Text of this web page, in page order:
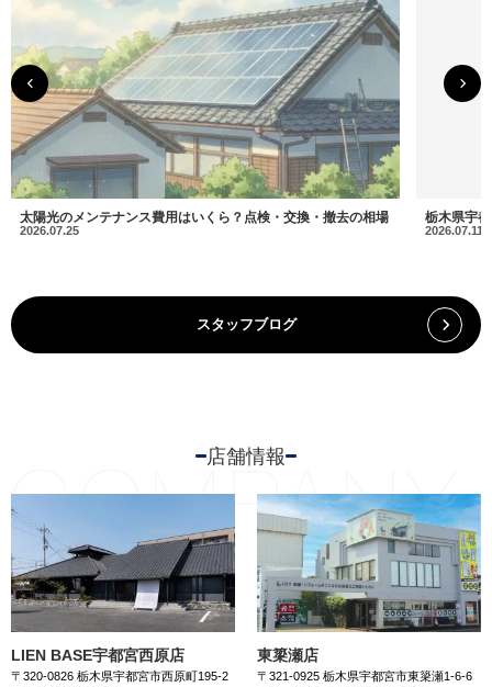
太陽光のメンテナンス費用はいくら？点検・交換・撤去の相場
2026.07.25
栃木県宇
2026.07.11
スタッフブログ
店舗情報
LIEN BASE宇都宮西原店
〒320-0826 栃木県宇都宮市西原町195-2
東簗瀬店
〒321-0925 栃木県宇都宮市東簗瀬1-6-6